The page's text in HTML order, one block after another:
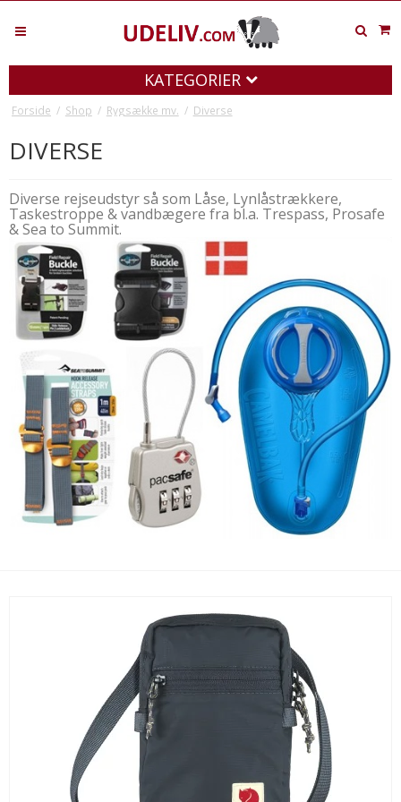
KATEGORIER
Forside / Shop / Rygsække mv. / Diverse
DIVERSE
Diverse rejseudstyr så som Låse, Lynlåstrækkere,
Taskestroppe & vandbægere fra bl.a. Trespass, Prosafe
& Sea to Summit.